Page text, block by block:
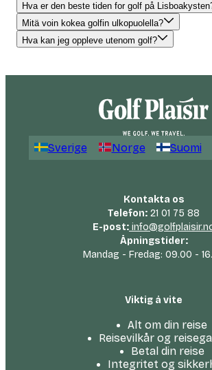
Hva er den beste tiden for golf på
Mitä voin kokea golfin ulkopuolella?
Hva kan jeg oppleve utenom golf?
Sverige Norge Suomi
Kontakta os
Telefon: 21 01 75 88
E-post:
Åpningstider:
Mandag - Fredag: 09.00 -
Viktig å vite
Alt om din reise
Reisevilkår og
Betal din reise
Integritet og